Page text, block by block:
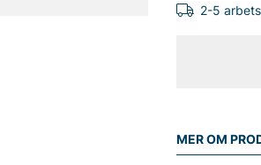
2-5
MER OM